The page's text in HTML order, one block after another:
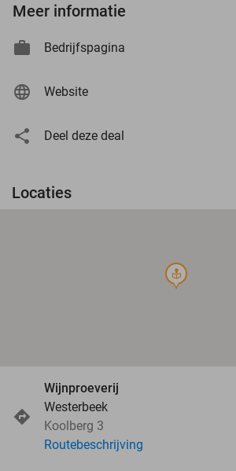
Meer informatie
Bedrijfspagina
Website
Deel deze deal
Locaties
course
Wijnproeverij
Westerbeek
Koolberg 3
Routebeschrijving